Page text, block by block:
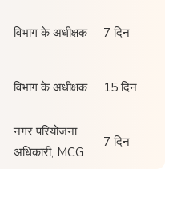
विभाग के अधीक्षक 7 दिन
विभाग के अधीक्षक 15 दिन
नगर परियोजना
अधिकारी, MCG
7 दिन